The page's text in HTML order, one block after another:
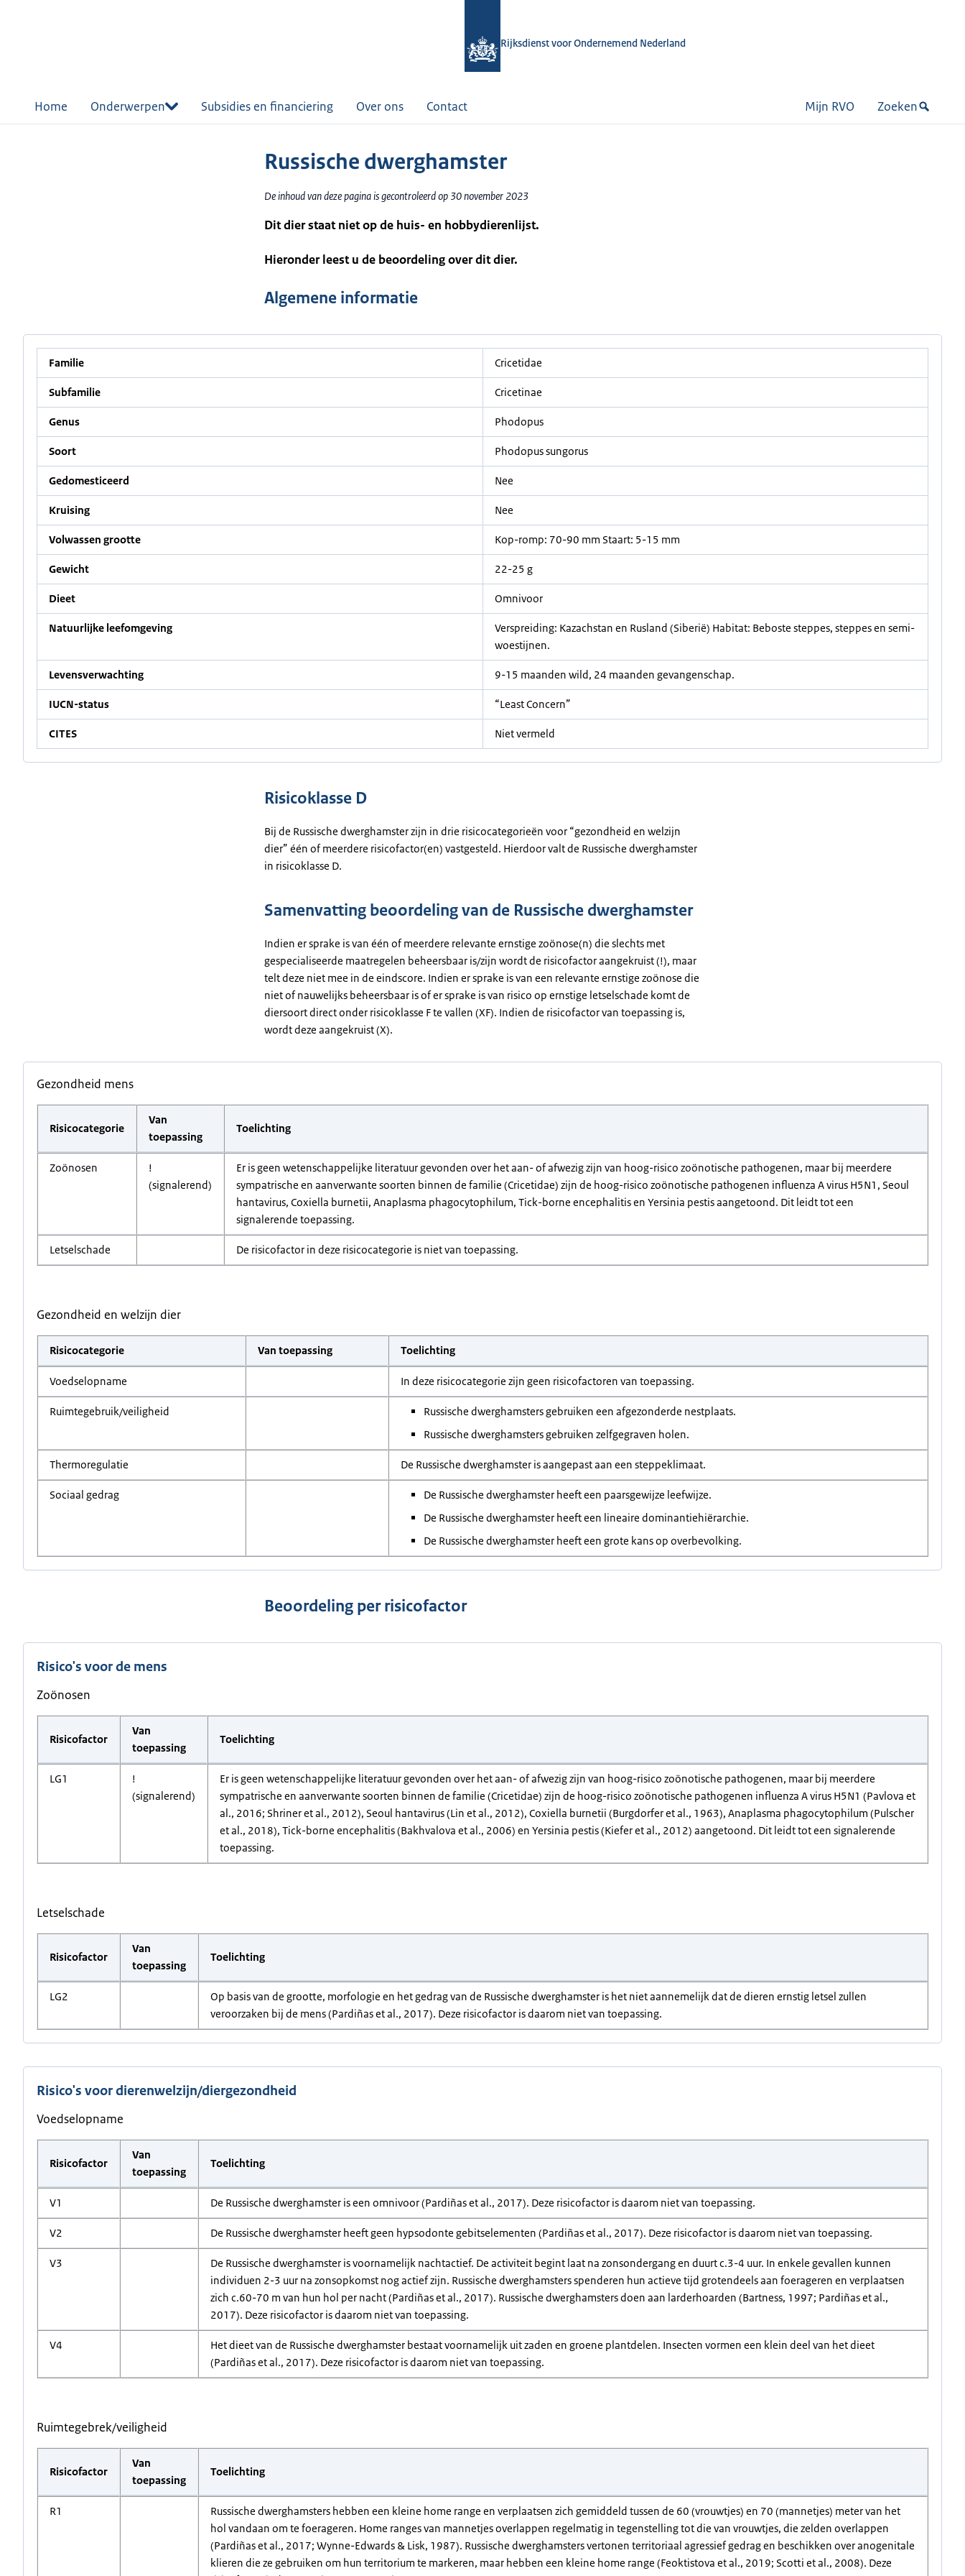
Rijksdienst voor Ondernemend Nederland
Home Onderwerpen Subsidies en financiering Over ons Contact Mijn RVO Zoeken
Russische dwerghamster
De inhoud van deze pagina is gecontroleerd op 30 november 2023
Dit dier staat niet op de huis- en hobbydierenlijst.
Hieronder leest u de beoordeling over dit dier.
Algemene informatie
Familie Cricetidae
Subfamilie Cricetinae
Genus Phodopus
Soort Phodopus sungorus
Gedomesticeerd Nee
Kruising Nee
Volwassen grootte Kop-romp: 70-90 mm Staart: 5-15 mm
Gewicht 22-25 g
Dieet Omnivoor
Natuurlijke leefomgeving
Verspreiding: Kazachstan en Rusland (Siberië) Habitat: Beboste steppes, steppes en semi-
woestijnen.
Levensverwachting 9-15 maanden wild, 24 maanden gevangenschap.
IUCN-status “Least Concern”
CITES Niet vermeld
Risicoklasse D
Bij de Russische dwerghamster zijn in drie risicocategorieën voor “gezondheid en welzijn
dier” één of meerdere risicofactor(en) vastgesteld. Hierdoor valt de Russische dwerghamster
in risicoklasse D.
Samenvatting beoordeling van de Russische dwerghamster
Indien er sprake is van één of meerdere relevante ernstige zoönose(n) die slechts met
gespecialiseerde maatregelen beheersbaar is/zijn wordt de risicofactor aangekruist (!), maar
telt deze niet mee in de eindscore. Indien er sprake is van een relevante ernstige zoönose die
niet of nauwelijks beheersbaar is of er sprake is van risico op ernstige letselschade komt de
diersoort direct onder risicoklasse F te vallen (XF). Indien de risicofactor van toepassing is,
wordt deze aangekruist (X).
Gezondheid mens
Risicocategorie
Van
toepassing
Toelichting
Zoönosen
!
(signalerend)
Er is geen wetenschappelijke literatuur gevonden over het aan- of afwezig zijn van hoog-risico zoönotische pathogenen, maar bij meerdere
sympatrische en aanverwante soorten binnen de familie (Cricetidae) zijn de hoog-risico zoönotische pathogenen influenza A virus H5N1, Seoul
hantavirus, Coxiella burnetii, Anaplasma phagocytophilum, Tick-borne encephalitis en Yersinia pestis aangetoond. Dit leidt tot een
signalerende toepassing.
Letselschade De risicofactor in deze risicocategorie is niet van toepassing.
Gezondheid en welzijn dier
Risicocategorie Van toepassing Toelichting
Voedselopname In deze risicocategorie zijn geen risicofactoren van toepassing.
Ruimtegebruik/veiligheid
Russische dwerghamsters gebruiken een afgezonderde nestplaats.
Russische dwerghamsters gebruiken zelfgegraven holen.
Thermoregulatie De Russische dwerghamster is aangepast aan een steppeklimaat.
Sociaal gedrag
De Russische dwerghamster heeft een paarsgewijze leefwijze.
De Russische dwerghamster heeft een lineaire dominantiehiërarchie.
De Russische dwerghamster heeft een grote kans op overbevolking.
Beoordeling per risicofactor
Risico's voor de mens
Zoönosen
Risicofactor
Van
toepassing
Toelichting
LG1
!
(signalerend)
Er is geen wetenschappelijke literatuur gevonden over het aan- of afwezig zijn van hoog-risico zoönotische pathogenen, maar bij meerdere
sympatrische en aanverwante soorten binnen de familie (Cricetidae) zijn de hoog-risico zoönotische pathogenen influenza A virus H5N1 (Pavlova et
al., 2016; Shriner et al., 2012), Seoul hantavirus (Lin et al., 2012), Coxiella burnetii (Burgdorfer et al., 1963), Anaplasma phagocytophilum (Pulscher
et al., 2018), Tick-borne encephalitis (Bakhvalova et al., 2006) en Yersinia pestis (Kiefer et al., 2012) aangetoond. Dit leidt tot een signalerende
toepassing.
Letselschade
Risicofactor
Van
toepassing
Toelichting
LG2
Op basis van de grootte, morfologie en het gedrag van de Russische dwerghamster is het niet aannemelijk dat de dieren ernstig letsel zullen
veroorzaken bij de mens (Pardiñas et al., 2017). Deze risicofactor is daarom niet van toepassing.
Risico's voor dierenwelzijn/diergezondheid
Voedselopname
Risicofactor
Van
toepassing
Toelichting
V1 De Russische dwerghamster is een omnivoor (Pardiñas et al., 2017). Deze risicofactor is daarom niet van toepassing.
V2 De Russische dwerghamster heeft geen hypsodonte gebitselementen (Pardiñas et al., 2017). Deze risicofactor is daarom niet van toepassing.
V3
De Russische dwerghamster is voornamelijk nachtactief. De activiteit begint laat na zonsondergang en duurt c.3-4 uur. In enkele gevallen kunnen
individuen 2-3 uur na zonsopkomst nog actief zijn. Russische dwerghamsters spenderen hun actieve tijd grotendeels aan foerageren en verplaatsen
zich c.60-70 m van hun hol per nacht (Pardiñas et al., 2017). Russische dwerghamsters doen aan larderhoarden (Bartness, 1997; Pardiñas et al.,
2017). Deze risicofactor is daarom niet van toepassing.
V4
Het dieet van de Russische dwerghamster bestaat voornamelijk uit zaden en groene plantdelen. Insecten vormen een klein deel van het dieet
(Pardiñas et al., 2017). Deze risicofactor is daarom niet van toepassing.
Ruimtegebrek/veiligheid
Risicofactor
Van
toepassing
Toelichting
R1
Russische dwerghamsters hebben een kleine home range en verplaatsen zich gemiddeld tussen de 60 (vrouwtjes) en 70 (mannetjes) meter van het
hol vandaan om te foerageren. Home ranges van mannetjes overlappen regelmatig in tegenstelling tot die van vrouwtjes, die zelden overlappen
(Pardiñas et al., 2017; Wynne-Edwards & Lisk, 1987). Russische dwerghamsters vertonen territoriaal agressief gedrag en beschikken over anogenitale
klieren die ze gebruiken om hun territorium te markeren, maar hebben een kleine home range (Feoktistova et al., 2019; Scotti et al., 2008). Deze